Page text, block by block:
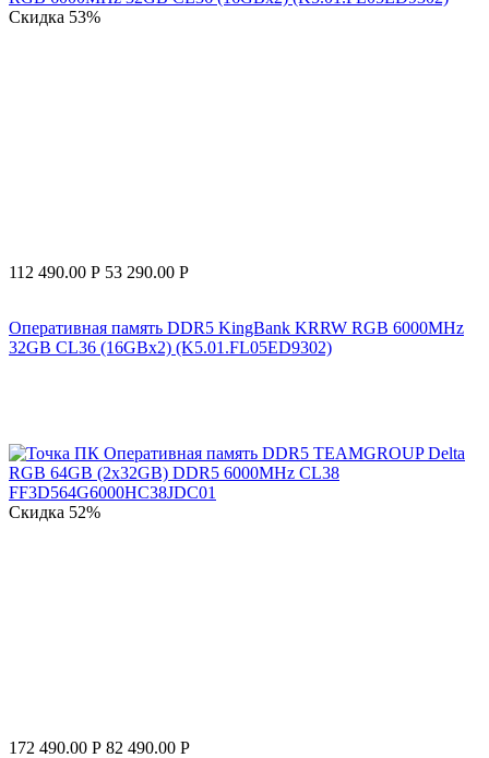
Скидка 53%
112 490.00 Р 53 290.00 Р
Оперативная память DDR5 KingBank KRRW RGB 6000MHz
32GB CL36 (16GBx2) (K5.01.FL05ED9302)
Скидка 52%
172 490.00 Р 82 490.00 Р